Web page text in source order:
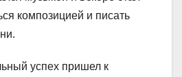
композицией и писать
успех пришел к